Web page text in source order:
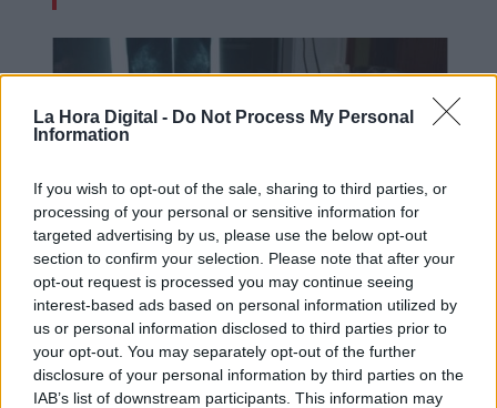
La Hora Digital - Do Not Process My Personal
Information
If you wish to opt-out of the sale, sharing to third parties, or
processing of your personal or sensitive information for
targeted advertising by us, please use the below opt-out
section to confirm your selection. Please note that after your
opt-out request is processed you may continue seeing
interest-based ads based on personal information utilized by
us or personal information disclosed to third parties prior to
your opt-out. You may separately opt-out of the further
disclosure of your personal information by third parties on the
IAB’s list of downstream participants. This information may
La primera vacuna contra el cáncer
de mama inicia los ensayos en
humanos